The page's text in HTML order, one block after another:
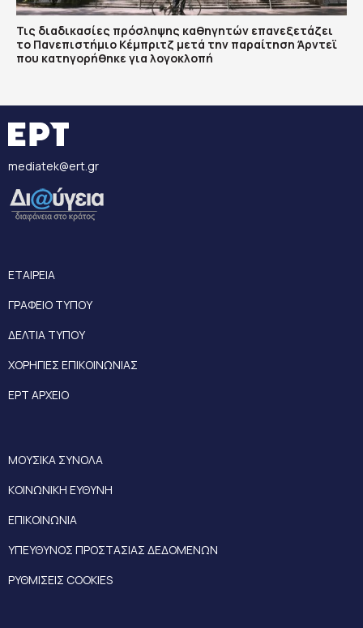
Τις διαδικασίες πρόσληψης καθηγητών επανεξετάζει
το Πανεπιστήμιο Κέμπριτζ μετά την παραίτηση Άρντεϊ
που κατηγορήθηκε για λογοκλοπή
mediatek@ert.gr
ΕΤΑΙΡΕΙΑ
ΓΡΑΦΕΙΟ ΤΥΠΟΥ
ΔΕΛΤΙΑ ΤΥΠΟΥ
ΧΟΡΗΓΙΕΣ ΕΠΙΚΟΙΝΩΝΙΑΣ
ΕΡΤ ΑΡΧΕΙΟ
ΜΟΥΣΙΚΑ ΣΥΝΟΛΑ
ΚΟΙΝΩΝΙΚΗ ΕΥΘΥΝΗ
ΕΠΙΚΟΙΝΩΝΙΑ
ΥΠΕΥΘΥΝΟΣ ΠΡΟΣΤΑΣΙΑΣ ΔΕΔΟΜΕΝΩΝ
ΡΥΘΜΙΣΕΙΣ COOKIES